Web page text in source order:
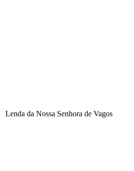
Lenda da Nossa Senhora de Vagos